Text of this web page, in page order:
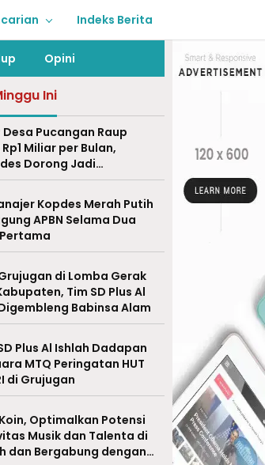
Indeks Berita
Opini
Ini
Desa Pucangan Raup
Miliar per Bulan,
Dorong Jadi
Nasional
Kopdes Merah Putih
APBN Selama Dua
di Lomba Gerak
Tim SD Plus Al
Babinsa Alam
Plus Al Ishlah Dadapan
MTQ Peringatan HUT
di Grujugan
Optimalkan Potensi
Musik dan Talenta di
dan Bergabung dengan